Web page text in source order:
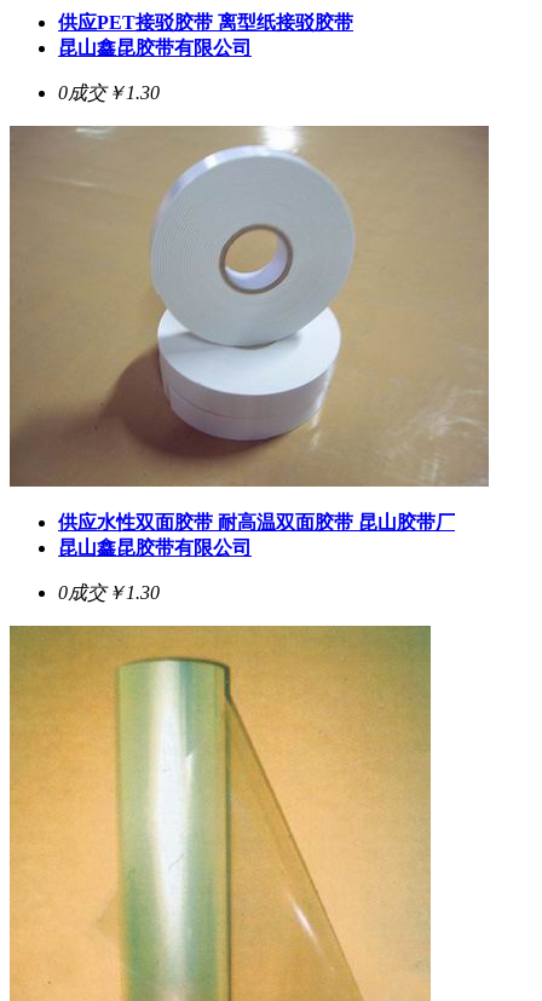
供应PET接驳胶带 离型纸接驳胶带
昆山鑫昆胶带有限公司
0成交￥1.30
供应水性双面胶带 耐高温双面胶带 昆山胶带厂
昆山鑫昆胶带有限公司
0成交￥1.30